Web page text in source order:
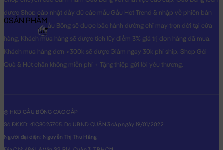
được Shop cập nhật đầy đủ các mẫu Gấu Hot Trend & nhập về phiên bản
Original nhất. Gấu Bông sẽ được bảo hành đường chỉ may trọn đời tại cửa
hàng, Khách mua hàng sẽ được tích lũy điểm 3% giá trị đơn hàng đã mua.
Khách mua hàng đơn >300k sẽ được Giảm ngay 30k phí ship. Shop Gói
Quà & Hút chân không miễn phí + Tặng thiệp gửi lời yêu thương.
@ HKD GẤU BÔNG CAO CẤP
Số ĐKKD: 41C8025705. Do UBND QUẬN 3 cấp ngày 19/01/2022
Người đại diện: Nguyễn Thị Thu Hằng
0SẢN PHẨM
0₫